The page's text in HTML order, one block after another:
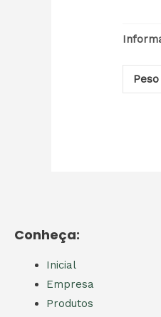
Peso
Conheça:
Inicial
Empresa
Produtos